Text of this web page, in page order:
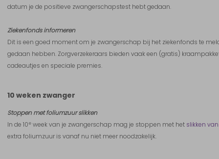
datum je de positieve zwangerschapstest hebt gedaan.
Ziekenfonds informeren
Dit is een goed moment om je zwangerschap bij het ziekenfonds te
gedaan hebben. Zorgverzekeraars bieden vaak een (gratis)
cadeautjes en speciale premies.
10 weken zwanger
Stoppen met foliumzuur slikken
In de 10e week van je zwangerschap mag je stoppen met het slikken
extra foliumzuur is vanaf nu niet meer noodzakelijk.